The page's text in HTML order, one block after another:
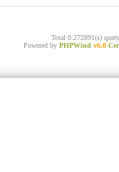
Total 0.272891(s)
Powered by PHPWind v6.0